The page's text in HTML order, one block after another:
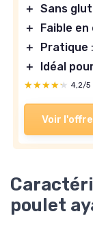
＋ Sans
＋
Faible
＋
Pratique
＋
Idéal
★★★★★
★★★★★ 4,2/5
Voir l'offre
poulet